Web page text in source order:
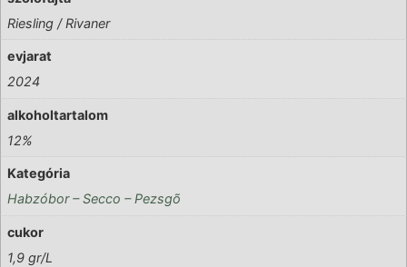
Riesling / Rivaner
evjarat
2024
alkoholtartalom
12%
Kategória
Habzóbor – Secco – Pezsgõ
cukor
1,9 gr/L